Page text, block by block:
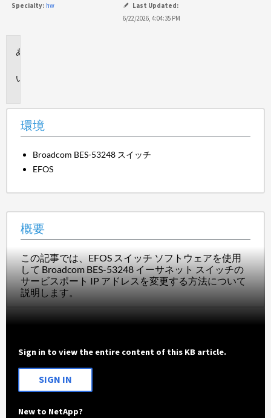
Specialty: hw
Last Updated:
6/22/2026, 4:04:35 PM
環境
Broadcom BES-53248 スイッチ
EFOS
概要
この記事では、EFOS スイッチ ソフトウェアを使用
して Broadcom BES-53248 イーサネット スイッチの
サービスポート IP アドレスを変更する方法について
説明します。
Sign in to view the entire content of this KB article.
SIGN IN
New to NetApp?